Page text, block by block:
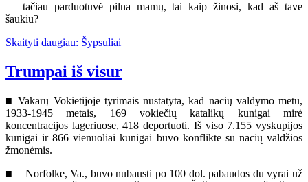
— tačiau parduotuvė pilna mamų, tai kaip žinosi, kad aš tave
šaukiu?
Skaityti daugiau: Šypsuliai
Trumpai iš visur
■ Vakarų Vokietijoje tyrimais nustatyta, kad nacių valdymo metu,
1933-1945 metais, 169 vokiečių katalikų kunigai mirė
koncentracijos lageriuose, 418 deportuoti. Iš viso 7.155 vyskupijos
kunigai ir 866 vienuoliai kunigai buvo konflikte su nacių valdžios
žmonėmis.
■ Norfolke, Va., buvo nubausti po 100 dol. pabaudos du vyrai už